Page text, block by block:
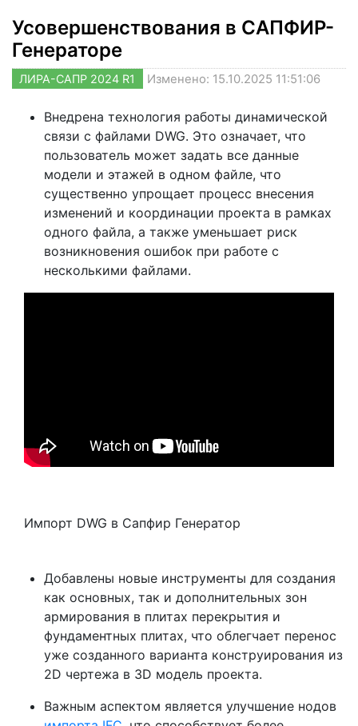
Усовершенствования в САПФИР-
Генераторе
ЛИРА-САПР 2024 R1 Изменено: 15.10.2025 11:51:06
Внедрена технология работы динамической
связи с файлами DWG. Это означает, что
пользователь может задать все данные
модели и этажей в одном файле, что
существенно упрощает процесс внесения
изменений и координации проекта в рамках
одного файла, а также уменьшает риск
возникновения ошибок при работе с
несколькими файлами.
Импорт DWG в Сапфир Генератор
Добавлены новые инструменты для создания
как основных, так и дополнительных зон
армирования в плитах перекрытия и
фундаментных плитах, что облегчает перенос
уже созданного варианта конструирования из
2D чертежа в 3D модель проекта.
Важным аспектом является улучшение нодов